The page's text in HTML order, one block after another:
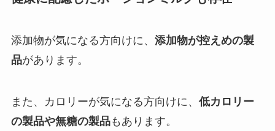
添加物が気になる方向けに、 添加物が控えめの製
品があります。
また、カロリーが気になる方向けに、 低カロリー
の製品や無糖の製品もあります。